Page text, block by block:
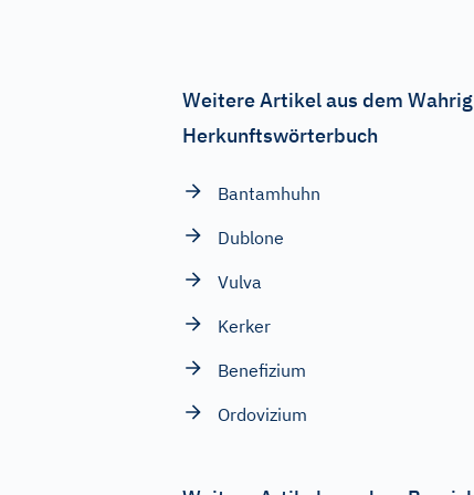
Weitere Artikel aus dem Wahrig
Herkunftswörterbuch
Bantamhuhn
Dublone
Vulva
Kerker
Benefizium
Ordovizium